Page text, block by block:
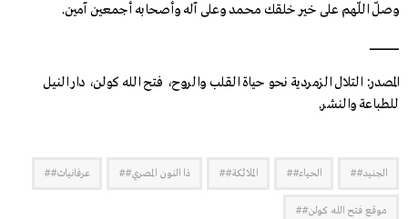
وصلّ اللّهم على خير خلقك محمد وعلى آله وأصحابه أجمعين آمين.
ــــــــــــــــــــــــــــــــ
المصدر: التلال الزمردية نحو حياة القلب والروح، فتح الله كولن، دار النيل
للطباعة والنشر.
الجنيد## الحياء## الملائكة## ذا النون المصري## عرفانيات##
موقع فتح الله كولن##